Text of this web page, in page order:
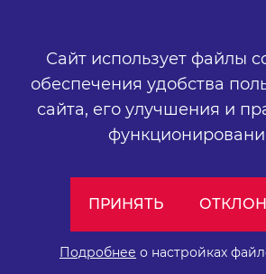
Сайт использует файлы
обеспечения удобства
сайта, его улучшения и
ПРИНЯТЬ
Подробнее о настройках
Персональные настройки cookie-файлов
Обработка персональных данных
Публичный договор